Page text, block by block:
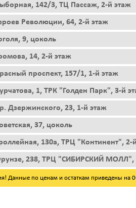
142/3, ТЦ Пассаж, 2-й этаж
Революции, 64, 2-й этаж
9, цоколь
14, 2-й этаж
проспект, 157/1, 1-й этаж
1, ТРК "Голден Парк", 3-й
Дзержинского, 23, 1-й этаж
37, цоколь
130а, ТРЦ "Континент", 2-
238, ТРЦ "СИБИРСКИЙ МОЛЛ",
Данные по ценам и остаткам приведены на